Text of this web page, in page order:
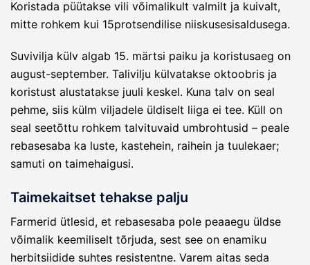
Koristada püütakse vili võimalikult valmilt ja kuivalt,
mitte rohkem kui 15protsendilise niiskusesisaldusega.
Suvivilja külv algab 15. märtsi paiku ja koristusaeg on
august-september. Talivilju külvatakse oktoobris ja
koristust alustatakse juuli keskel. Kuna talv on seal
pehme, siis külm viljadele üldiselt liiga ei tee. Küll on
seal seetõttu rohkem talvituvaid umbrohtusid – peale
rebasesaba ka luste, kastehein, raihein ja tuulekaer;
samuti on taimehaigusi.
Taimekaitset tehakse palju
Farmerid ütlesid, et rebasesaba pole peaaegu üldse
võimalik keemiliselt tõrjuda, sest see on enamiku
herbitsiidide suhtes resistentne. Varem aitas seda